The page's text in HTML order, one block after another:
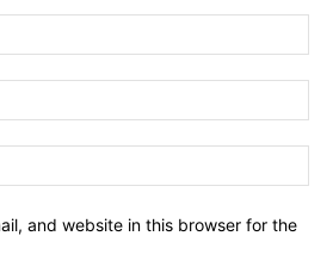
and website in this browser for the